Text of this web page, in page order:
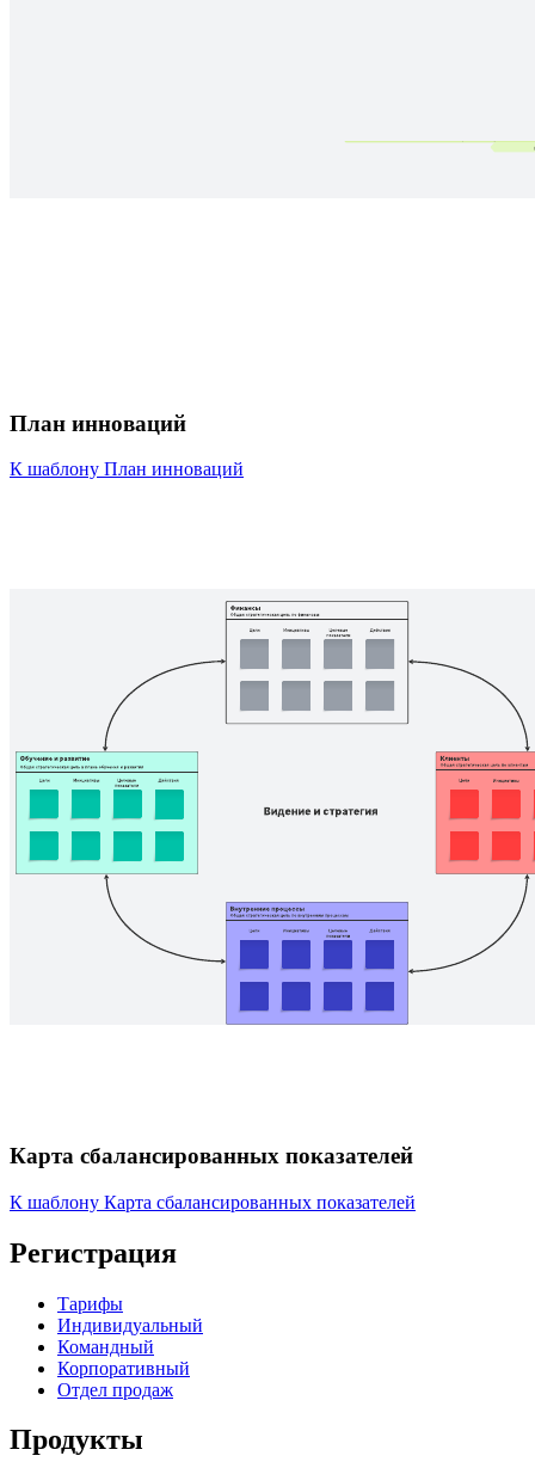
План инноваций
К шаблону План инноваций
Карта сбалансированных показателей
К шаблону Карта сбалансированных показателей
Регистрация
Тарифы
Индивидуальный
Командный
Корпоративный
Отдел продаж
Продукты